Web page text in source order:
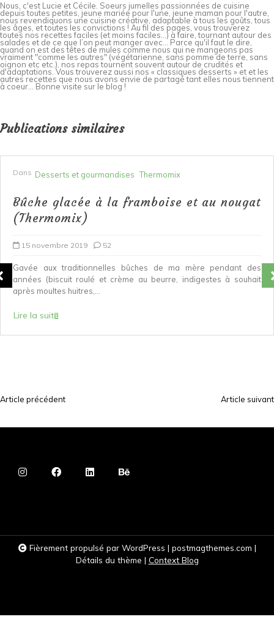
Nous, c'est Lucie et Cécile. Soeurs jumelles passionnées de cuisine
depuis toutes petites, jeune mariée pour l'une, jeune maman pour l'autre,
nous revendiquons une cuisine créative, adaptable à tous les goûts, tous
les âges, et toutes les convictions ! Au fil des pages, vous trouverez
toutes nos recettes faciles (et moins faciles…) à faire, tournant autour des
salades et de ce que l’on peut manger avec… Parce qu'il faut le dire,
quand on est des têtes de mules comme nous qui ne mangeons pas
vraiment "comme les autres" (végétarienne, sans pomme de terre, sans
oignon etc etc.), nos repas tournent souvent autour de crudités et
d'adaptations. Vous trouverez aussi nos « classiques desserts » et et les
autres recettes que nous avons envie de partagé tant elles nous tiennent
à coeur... Bonne visite sur le blog !
Publications similaires
Dans Desserts et gourmandises Thermomix
Bûche glacée à la framboise et au nougat
(Thermomix)
15 novembre 2019 52
Gavée aux traditionnelles bûches de ma mère pendant des
années (biscuit roulé et crème au beurre, indigestes à souhait
après moultes huitres,...
Lire la suite
N
i
e
Article précédent Article suivant
Fièrement propulsé par WordPress | postmagthemes.com |
Détails du thème | Context Blog